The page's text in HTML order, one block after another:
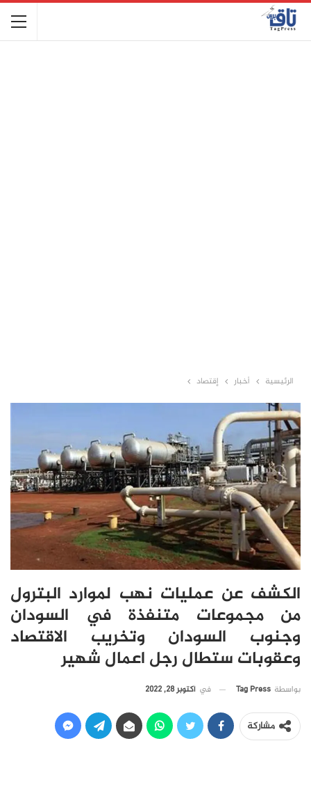
الرئيسية أخبار إقتصاد
الكشف عن عمليات نهب لموارد البترول
من مجموعات متنفذة في السودان
وجنوب السودان وتخريب الاقتصاد
وعقوبات ستطال رجل اعمال شهير
بواسطة Tag Press في أكتوبر 28, 2022
مشاركة